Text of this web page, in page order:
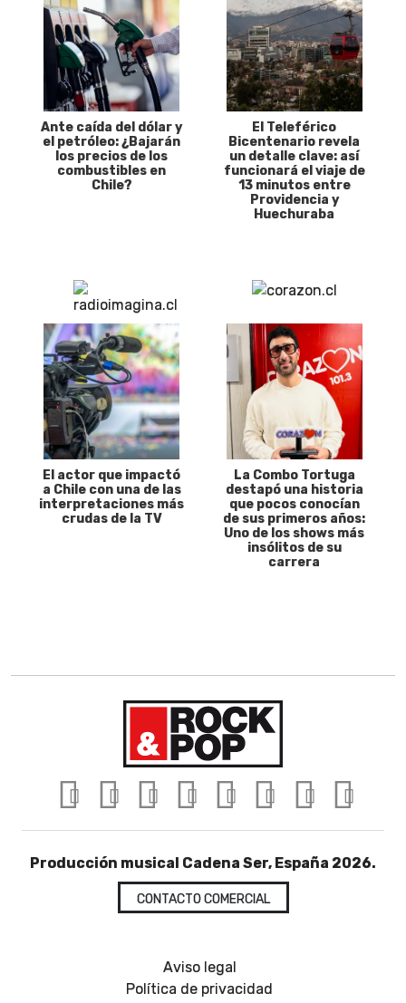
Ante caída del dólar y
el petróleo: ¿Bajarán
los precios de los
combustibles en
Chile?
El Teleférico
Bicentenario revela
un detalle clave: así
funcionará el viaje de
13 minutos entre
Providencia y
Huechuraba
El actor que impactó
a Chile con una de las
interpretaciones más
crudas de la TV
La Combo Tortuga
destapó una historia
que pocos conocían
de sus primeros años:
Uno de los shows más
insólitos de su
carrera
Producción musical Cadena Ser, España 2026.
CONTACTO COMERCIAL
Aviso legal
Política de privacidad